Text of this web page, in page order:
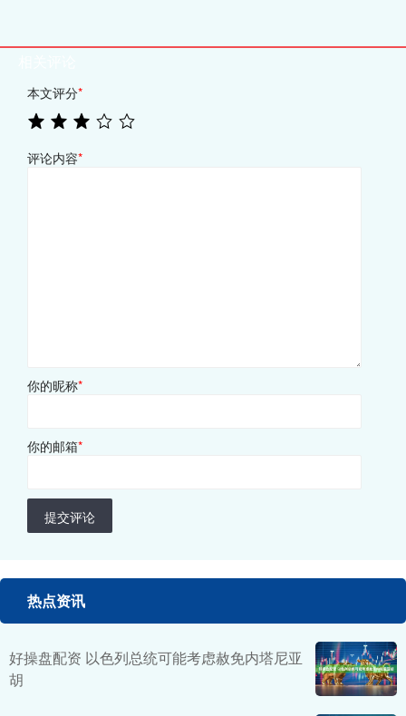
本文评分*
评论内容*
你的昵称*
你的邮箱*
提交评论
热点资讯
好操盘配资 以色列总统可能考虑赦免内塔尼亚
胡